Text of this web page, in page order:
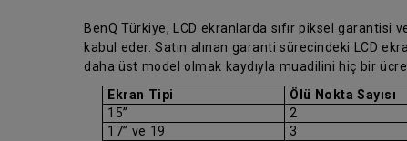
BenQ Türkiye, LCD ekranlarda sıfır piksel garantisi
kabul eder. Satın alınan garanti sürecindeki LCD
daha üst model olmak kaydıyla muadilini hiç bir
Ekran Tipi
Ölü Nokta Sayısı
15”
2
17” ve 19
3